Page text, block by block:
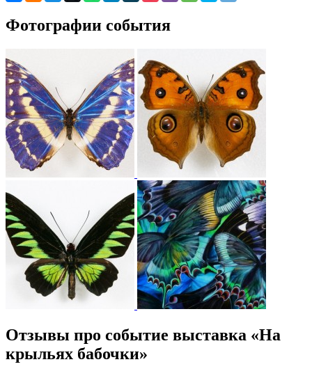
Фотографии события
Отзывы про событие выставка «На
крыльях бабочки»